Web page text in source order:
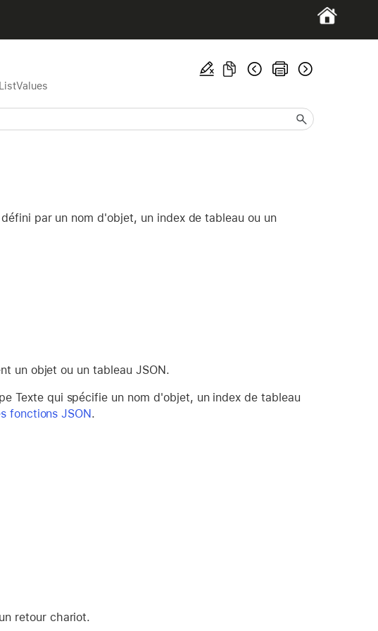
par un nom d'objet, un index de tableau ou un
un objet ou un tableau JSON.
Texte qui spécifie un nom d'objet, un index de tableau
fonctions JSON.
retour chariot.